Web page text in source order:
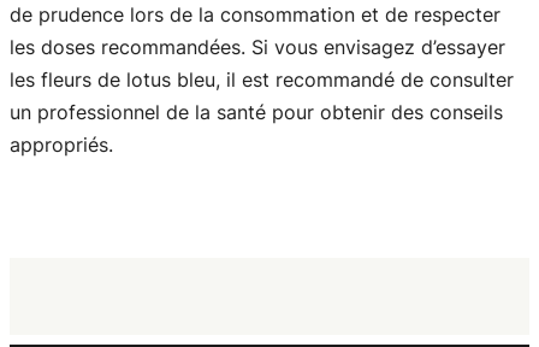
de prudence lors de la consommation et de respecter
les doses recommandées. Si vous envisagez d’essayer
les fleurs de lotus bleu, il est recommandé de consulter
un professionnel de la santé pour obtenir des conseils
appropriés.